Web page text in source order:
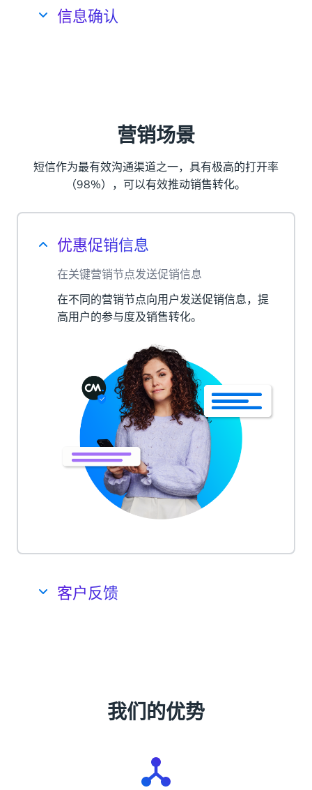
例如，通过提前向用户发送已预约的活动提
醒，提高用户对活动的出席率。
信息确认
营销场景
短信作为最有效沟通渠道之一，具有极高的打开率
（98%），可以有效推动销售转化。
优惠促销信息
在关键营销节点发送促销信息
在不同的营销节点向用户发送促销信息，提
高用户的参与度及销售转化。
客户反馈
我们的优势